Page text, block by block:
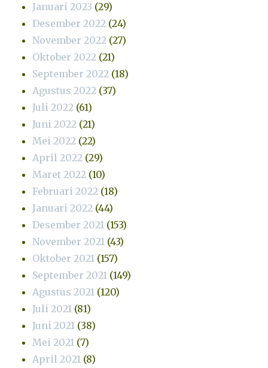
Januari 2023 (29)
Desember 2022 (24)
November 2022 (27)
Oktober 2022 (21)
September 2022 (18)
Agustus 2022 (37)
Juli 2022 (61)
Juni 2022 (21)
Mei 2022 (22)
April 2022 (29)
Maret 2022 (10)
Februari 2022 (18)
Januari 2022 (44)
Desember 2021 (153)
November 2021 (43)
Oktober 2021 (157)
September 2021 (149)
Agustus 2021 (120)
Juli 2021 (81)
Juni 2021 (38)
Mei 2021 (7)
April 2021 (8)